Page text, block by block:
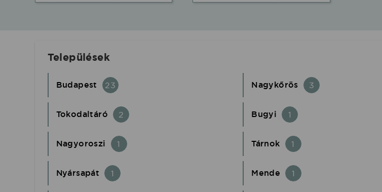
Települések
Budapest 23 Nagykőrös 3
Tokodaltáró 2 Bugyi 1
Nagyoroszi 1 Tárnok 1
Nyársapát 1 Mende 1